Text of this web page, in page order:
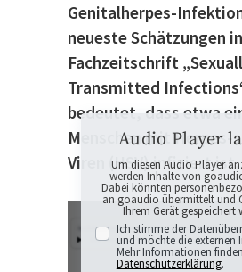
Genitalherpes-
neueste Schätzungen
Fachzeitschrift
Transmitted
bedeutet, dass etwa
Menschen mit Herpes-
Viren (HSV) infiziert ist.
Audio Player
Um diesen Audio Player
werden Inhalte von
Dabei könnten
an goaudio übermittelt und
Ihrem Gerät gespeichert
Ich stimme der
und möchte die externen
Mehr Informationen
Datenschutzerklärung.